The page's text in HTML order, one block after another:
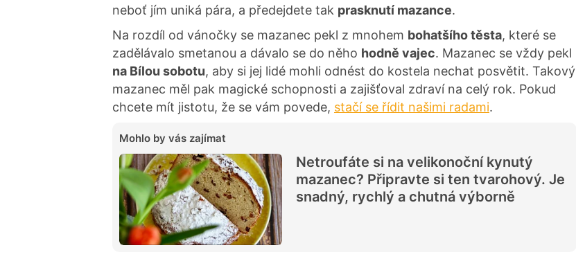
neboť jím uniká pára, a předejdete tak prasknutí mazance.
Na rozdíl od vánočky se mazanec pekl z mnohem bohatšího těsta, které se
zadělávalo smetanou a dávalo se do něho hodně vajec. Mazanec se vždy pekl
na Bílou sobotu, aby si jej lidé mohli odnést do kostela nechat posvětit. Takový
mazanec měl pak magické schopnosti a zajišťoval zdraví na celý rok. Pokud
chcete mít jistotu, že se vám povede, stačí se řídit našimi radami.
Mohlo by vás zajímat
Netroufáte si na velikonoční kynutý
mazanec? Připravte si ten tvarohový. Je
snadný, rychlý a chutná výborně